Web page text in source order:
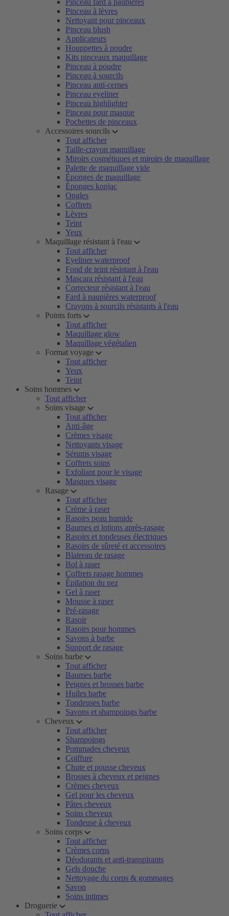
Pinceau fard à paupières
Pinceau à lèvres
Nettoyant pour pinceaux
Pinceau blush
Applicateurs
Houppettes à poudre
Kits pinceaux maquillage
Pinceau à poudre
Pinceau à sourcils
Pinceau anti-cernes
Pinceau eyeliner
Pinceau highlighter
Pinceau pour masque
Pochettes de pinceaux
Accessoires sourcils
Tout afficher
Taille-crayon maquillage
Miroirs cosmétiques et miroirs de maquillage
Palette de maquillage vide
Éponges de maquillage
Éponges konjac
Ongles
Coffrets
Lèvres
Teint
Yeux
Maquillage résistant à l'eau
Tout afficher
Eyeliner waterproof
Fond de teint résistant à l'eau
Mascara résistant à l'eau
Correcteur résistant à l'eau
Fard à paupières waterproof
Crayons à sourcils résistants à l'eau
Points forts
Tout afficher
Maquillage glow
Maquillage végétalien
Format voyage
Tout afficher
Yeux
Teint
Soins hommes
Tout afficher
Soins visage
Tout afficher
Anti-âge
Crèmes visage
Nettoyants visage
Sérums visage
Coffrets soins
Exfoliant pour le visage
Masques visage
Rasage
Tout afficher
Crème à raser
Rasoirs peau humide
Baumes et lotions après-rasage
Rasoirs et tondeuses électriques
Rasoirs de sûreté et accessoires
Blaireau de rasage
Bol à raser
Coffrets rasage hommes
Épilation du nez
Gel à raser
Mousse à raser
Pré-rasage
Rasoir
Rasoirs pour hommes
Savons à barbe
Support de rasage
Soins barbe
Tout afficher
Baumes barbe
Peignes et brosses barbe
Huiles barbe
Tondeuses barbe
Savons et shampoings barbe
Cheveux
Tout afficher
Shampoings
Pommades cheveux
Coiffure
Chute et pousse cheveux
Brosses à cheveux et peignes
Crèmes cheveux
Gel pour les cheveux
Pâtes cheveux
Soins cheveux
Tondeuse à cheveux
Soins corps
Tout afficher
Crèmes corps
Déodorants et anti-transpirants
Gels douche
Nettoyage du corps & gommages
Savon
Soins intimes
Droguerie